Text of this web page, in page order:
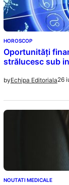
HOROSCOP
Oportunități
strălucesc sub
byEchipa Editoriala26
NOUTATI MEDICALE